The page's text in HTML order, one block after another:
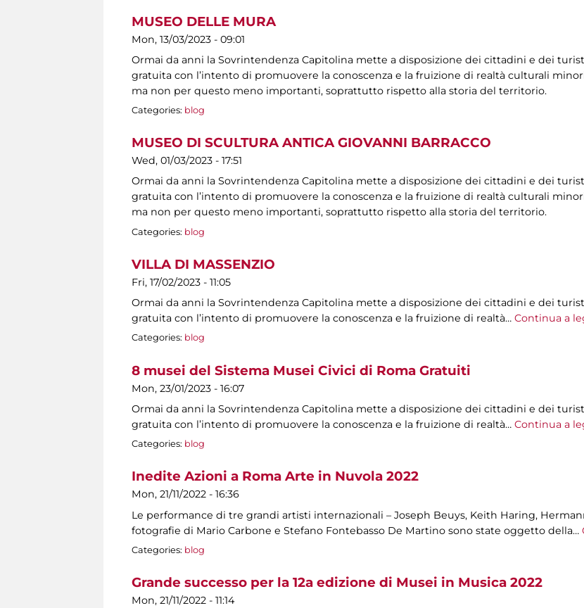
MUSEO DELLE MURA
Mon, 13/03/2023 - 09:01
Ormai da anni la Sovrintendenza Capitolina mette a disposizione dei cittadini e dei
gratuita con l’intento di promuovere la conoscenza e la fruizione di realtà culturali
ma non per questo meno importanti, soprattutto rispetto alla storia del territorio.
Categories: blog
MUSEO DI SCULTURA ANTICA GIOVANNI BARRACCO
Wed, 01/03/2023 - 17:51
Ormai da anni la Sovrintendenza Capitolina mette a disposizione dei cittadini e dei
gratuita con l’intento di promuovere la conoscenza e la fruizione di realtà culturali
ma non per questo meno importanti, soprattutto rispetto alla storia del territorio.
Categories: blog
VILLA DI MASSENZIO
Fri, 17/02/2023 - 11:05
Ormai da anni la Sovrintendenza Capitolina mette a disposizione dei cittadini e dei
gratuita con l’intento di promuovere la conoscenza e la fruizione di realtà… Continua a
Categories: blog
8 musei del Sistema Musei Civici di Roma Gratuiti
Mon, 23/01/2023 - 16:07
Ormai da anni la Sovrintendenza Capitolina mette a disposizione dei cittadini e dei
gratuita con l’intento di promuovere la conoscenza e la fruizione di realtà… Continua a
Categories: blog
Inedite Azioni a Roma Arte in Nuvola 2022
Mon, 21/11/2022 - 16:36
Le performance di tre grandi artisti internazionali – Joseph Beuys, Keith Haring,
fotografie di Mario Carbone e Stefano Fontebasso De Martino sono state oggetto della…
Categories: blog
Grande successo per la 12a edizione di Musei in Musica 2022
Mon, 21/11/2022 - 11:14